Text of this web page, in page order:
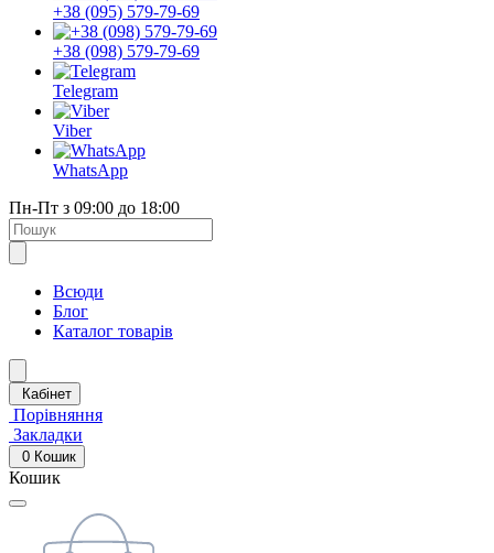
+38 (095) 579-79-69
+38 (098) 579-79-69
Telegram
Viber
WhatsApp
Пн-Пт з 09:00 до 18:00
Всюди
Блог
Каталог товарів
Кабінет
Порівняння
Закладки
0 Кошик
Кошик